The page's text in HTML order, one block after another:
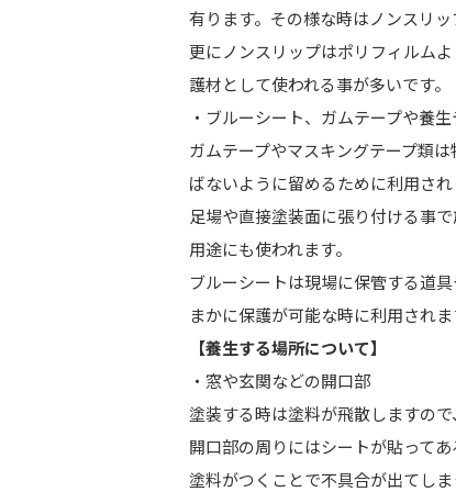
有ります。その様な時はノンスリ
更にノンスリップはポリフィルム
護材として使われる事が多いです。
・ブルーシート、ガムテープや養
ガムテープやマスキングテープ類
ばないように留めるために利用され
足場や直接塗装面に張り付ける事
用途にも使われます。
ブルーシートは現場に保管する道
まかに保護が可能な時に利用されま
【養生する場所について】
・窓や玄関などの開口部
塗装する時は塗料が飛散しますの
開口部の周りにはシートが貼って
塗料がつくことで不具合が出てし